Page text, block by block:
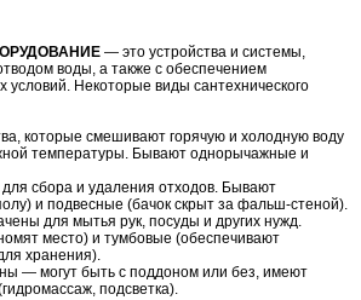
— это устройства и системы,
воды, а также с обеспечением
условий. Некоторые виды сантехнического
которые смешивают горячую и холодную воду
температуры. Бывают однорычажные и
сбора и удаления отходов. Бывают
и подвесные (бачок скрыт за фальш-стеной).
для мытья рук, посуды и других нужд.
место) и тумбовые (обеспечивают
хранения).
— могут быть с поддоном или без, имеют
подсветка).